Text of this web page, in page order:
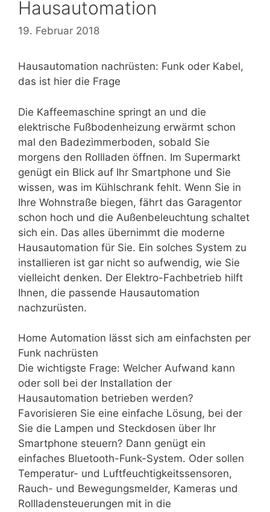
Hausautomation
19. Februar 2018
Hausautomation nachrüsten: Funk oder Kabel,
das ist hier die Frage
Die Kaffeemaschine springt an und die
elektrische Fußbodenheizung erwärmt schon
mal den Badezimmerboden, sobald Sie
morgens den Rollladen öffnen. Im Supermarkt
genügt ein Blick auf Ihr Smartphone und Sie
wissen, was im Kühlschrank fehlt. Wenn Sie in
Ihre Wohnstraße biegen, fährt das Garagentor
schon hoch und die Außenbeleuchtung schaltet
sich ein. Das alles übernimmt die moderne
Hausautomation für Sie. Ein solches System zu
installieren ist gar nicht so aufwendig, wie Sie
vielleicht denken. Der Elektro-Fachbetrieb hilft
Ihnen, die passende Hausautomation
nachzurüsten.
Home Automation lässt sich am einfachsten per
Funk nachrüsten
Die wichtigste Frage: Welcher Aufwand kann
oder soll bei der Installation der
Hausautomation betrieben werden?
Favorisieren Sie eine einfache Lösung, bei der
Sie die Lampen und Steckdosen über Ihr
Smartphone steuern? Dann genügt ein
einfaches Bluetooth-Funk-System. Oder sollen
Temperatur- und Luftfeuchtigkeitssensoren,
Rauch- und Bewegungsmelder, Kameras und
Rollladensteuerungen mit in die